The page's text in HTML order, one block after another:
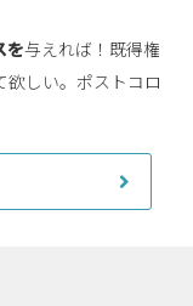
を与えれば！既得権
欲しい。ポストコロ